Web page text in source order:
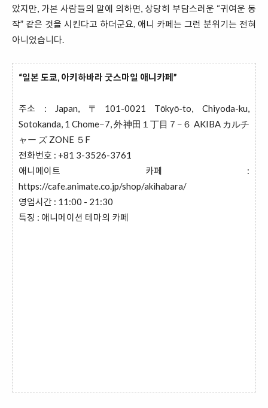
았지만, 가본 사람들의 말에 의하면, 상당히 부담스러운 “귀여운 동
작” 같은 것을 시킨다고 하더군요. 애니 카페는 그런 분위기는 전혀
아니었습니다.
“일본 도쿄, 아키하바라 굿스마일 애니카페”
주소 : Japan, 〒101-0021 Tōkyō-to, Chiyoda-ku,
Sotokanda, 1 Chome−7, 外神田１丁目７−６ AKIBA カルチ
ャー ズ ZONE ５F
전화번호 : +81 3-3526-3761
애니메이트 카페 :
https://cafe.animate.co.jp/shop/akihabara/
영업시간 : 11:00 - 21:30
특징 : 애니메이션 테마의 카페